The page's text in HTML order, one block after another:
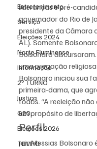
Entretenimento
Serviço
Eleições 2024
Norte Fluminense
Informação
2º TURNO
Justiça
G20
Eleições 2026
TEMPO
lideranças e pré-
governador do Rio de
presidente da Câmara
AL). Somente
Bolsonaro
uma pregação
Bolsonaro iniciou sua
primeira-dama, que
todos. “A reeleição
um propósito de
Perfil
Jair Messias